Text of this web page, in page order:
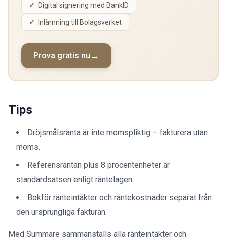
Digital signering med BankID
Inlämning till Bolagsverket
Prova gratis nu
Tips
Dröjsmålsränta är inte momspliktig – fakturera utan
moms.
Referensräntan plus 8 procentenheter är
standardsatsen enligt räntelagen.
Bokför ränteintäkter och räntekostnader separat från
den ursprungliga fakturan.
Med Summare sammanställs alla ränteintäkter och